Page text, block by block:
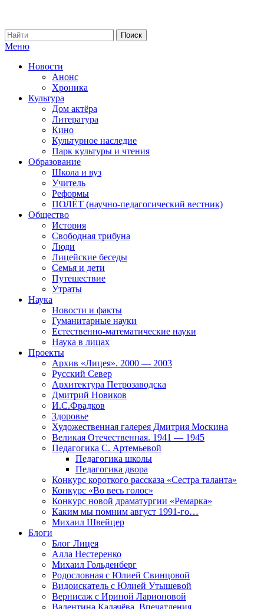
Меню
Новости
Анонс
Хроника
Культура
Дом актёра
Литература
Кино
Культурное наследие
Парк культуры и чтения
Образование
Школа и вуз
Учитель
Реформы
ПОЛЁТ (научно-педагогический вестник)
Общество
История
Свободная трибуна
Люди
Лицейские беседы
Семья и дети
Путешествие
Утраты
Наука
Новости и факты
Гуманитарные науки
Естественно-математические науки
Наука в лицах
Проекты
Архив «Лицея». 2000 — 2003
Русский Север
Архитектура Петрозаводска
Дмитрий Новиков
И.С.Фрадков
Здоровье
Художественная галерея Дмитрия Москина
Великая Отечественная. 1941 — 1945
Педагогика С. Артемьевой
Педагогика школы
Педагогика двора
Конкурс короткого рассказа «Сестра таланта»
Конкурс «Во весь голос»
Конкурс новой драматургии «Ремарка»
Каким мы помним август 1991-го…
Михаил Швейцер
Блоги
Блог Лицея
Алла Нестеренко
Михаил Гольденберг
Родословная с Юлией Свинцовой
Видоискатель с Юлией Утышевой
Вернисаж с Ириной Ларионовой